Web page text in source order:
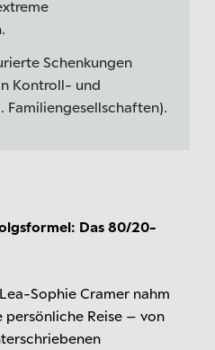
Schenkungen
Kontroll- und
Familiengesellschaften).
Das 80/20-
Sophie Cramer nahm
persönliche Reise – von